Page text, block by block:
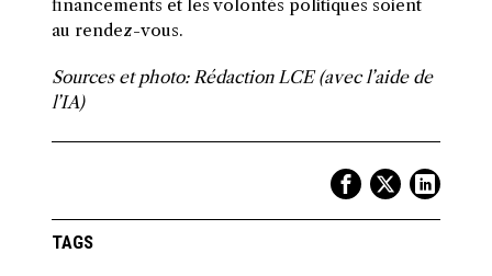
financements et les volontés politiques soient
au rendez-vous.
Sources et photo: Rédaction LCE (avec l’aide de
l’IA)
TAGS